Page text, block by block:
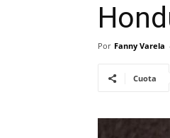
Por Fanny Varela
Cuota